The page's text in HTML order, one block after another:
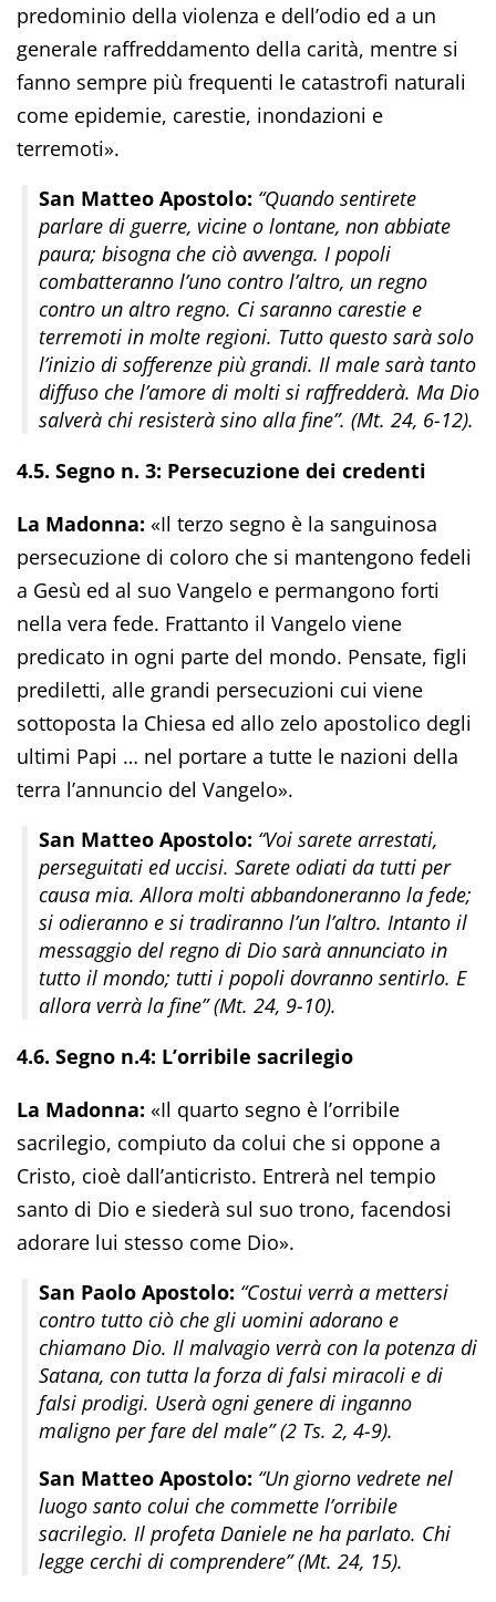
predominio della violenza e dell’odio ed a un
generale raffreddamento della carità, mentre si
fanno sempre più frequenti le catastrofi naturali
come epidemie, carestie, inondazioni e
terremoti».
San Matteo Apostolo: “Quando sentirete
parlare di guerre, vicine o lontane, non abbiate
paura; bisogna che ciò avvenga. I popoli
combatteranno l’uno contro l’altro, un regno
contro un altro regno. Ci saranno carestie e
terremoti in molte regioni. Tutto questo sarà solo
l’inizio di sofferenze più grandi. Il male sarà tanto
diffuso che l’amore di molti si raffredderà. Ma Dio
salverà chi resisterà sino alla fine”. (Mt. 24, 6-12).
4.5. Segno n. 3: Persecuzione dei credenti
La Madonna: «Il terzo segno è la sanguinosa
persecuzione di coloro che si mantengono fedeli
a Gesù ed al suo Vangelo e permangono forti
nella vera fede. Frattanto il Vangelo viene
predicato in ogni parte del mondo. Pensate, figli
prediletti, alle grandi persecuzioni cui viene
sottoposta la Chiesa ed allo zelo apostolico degli
ultimi Papi … nel portare a tutte le nazioni della
terra l’annuncio del Vangelo».
San Matteo Apostolo: “Voi sarete arrestati,
perseguitati ed uccisi. Sarete odiati da tutti per
causa mia. Allora molti abbandoneranno la fede;
si odieranno e si tradiranno l’un l’altro. Intanto il
messaggio del regno di Dio sarà annunciato in
tutto il mondo; tutti i popoli dovranno sentirlo. E
allora verrà la fine” (Mt. 24, 9-10).
4.6. Segno n.4: L’orribile sacrilegio
La Madonna: «Il quarto segno è l’orribile
sacrilegio, compiuto da colui che si oppone a
Cristo, cioè dall’anticristo. Entrerà nel tempio
santo di Dio e siederà sul suo trono, facendosi
adorare lui stesso come Dio».
San Paolo Apostolo: “Costui verrà a mettersi
contro tutto ciò che gli uomini adorano e
chiamano Dio. Il malvagio verrà con la potenza di
Satana, con tutta la forza di falsi miracoli e di
falsi prodigi. Userà ogni genere di inganno
maligno per fare del male” (2 Ts. 2, 4-9).
San Matteo Apostolo: “Un giorno vedrete nel
luogo santo colui che commette l’orribile
sacrilegio. Il profeta Daniele ne ha parlato. Chi
legge cerchi di comprendere” (Mt. 24, 15).